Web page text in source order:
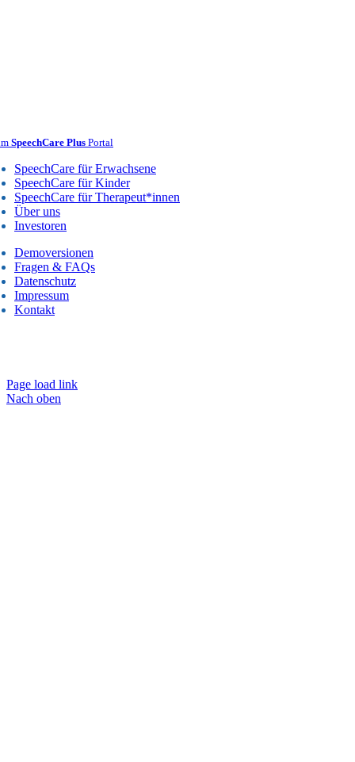
SpeechCare Plus Portal
SpeechCare für Erwachsene
SpeechCare für Kinder
SpeechCare für Therapeut*innen
Über uns
Investoren
Demoversionen
Fragen & FAQs
Datenschutz
Impressum
Kontakt
Page load link
Nach oben